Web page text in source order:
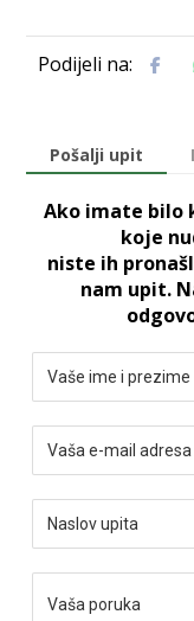
Pošalji upit
Ako imate bilo
koje
niste ih
nam upit.